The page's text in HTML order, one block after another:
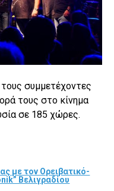
συμμετέχοντες
τους στο κίνημα
σε 185 χώρες.
με τον Ορειβατικό-
Βελιγραδίου